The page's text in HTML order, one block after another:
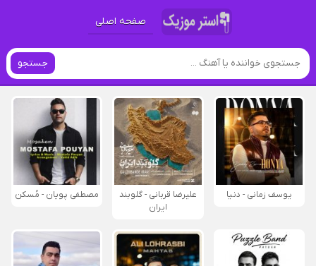
صفحه اصلی
جستجو
یوسف زمانی - دنیا
علیرضا قربانی - گلوبند
ایران
مصطفی پویان - مُسکن